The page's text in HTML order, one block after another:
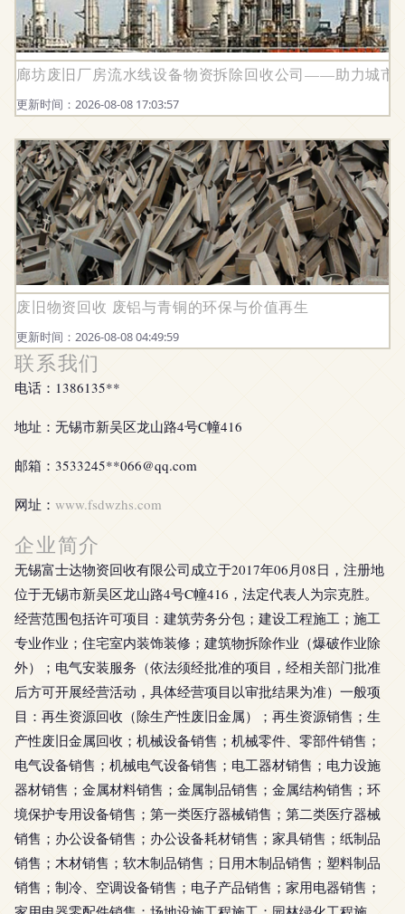
廊坊废旧厂房流水线设备物资拆除回收公司——助力城市
更新时间：2026-08-08 17:03:57
废旧物资回收 废铝与青铜的环保与价值再生
更新时间：2026-08-08 04:49:59
联系我们
电话：1386135**
地址：无锡市新吴区龙山路4号C幢416
邮箱：3533245**066@qq.com
网址： www.fsdwzhs.com
企业简介
无锡富士达物资回收有限公司成立于2017年06月08日，注册地
位于无锡市新吴区龙山路4号C幢416，法定代表人为宗克胜。
经营范围包括许可项目：建筑劳务分包；建设工程施工；施工
专业作业；住宅室内装饰装修；建筑物拆除作业（爆破作业除
外）；电气安装服务（依法须经批准的项目，经相关部门批准
后方可开展经营活动，具体经营项目以审批结果为准）一般项
目：再生资源回收（除生产性废旧金属）；再生资源销售；生
产性废旧金属回收；机械设备销售；机械零件、零部件销售；
电气设备销售；机械电气设备销售；电工器材销售；电力设施
器材销售；金属材料销售；金属制品销售；金属结构销售；环
境保护专用设备销售；第一类医疗器械销售；第二类医疗器械
销售；办公设备销售；办公设备耗材销售；家具销售；纸制品
销售；木材销售；软木制品销售；日用木制品销售；塑料制品
销售；制冷、空调设备销售；电子产品销售；家用电器销售；